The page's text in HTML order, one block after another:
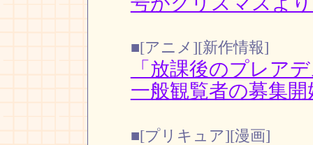
■[アニメ][新作情報]
「放課後のプレア
一般観覧者の募集開
■[プリキュア][漫画]